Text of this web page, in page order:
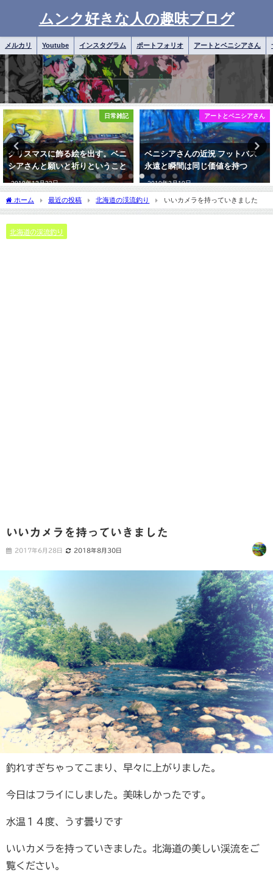
ムンク好きな人の趣味ブログ
メルカリ Youtube インスタグラム ポートフォリオ アートとベニシアさん
日常雑記
クリスマスに飾る絵を出す。ベニ
シアさんと願いと祈りということ
2019年12月22日
アートとベニシアさん
ベニシアさんの近況 フットバス
永遠と瞬間は同じ価値を持つ
2019年3月10日
ホーム 最近の投稿 北海道の渓流釣り いいカメラを持っていきました
北海道の渓流釣り
いいカメラを持っていきました
2017年6月28日 2018年8月30日
釣れすぎちゃってこまり、早々に上がりました。
今日はフライにしました。美味しかったです。
水温１４度、うす曇りです
いいカメラを持っていきました。北海道の美しい渓流をご
覧ください。